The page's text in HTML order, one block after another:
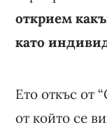
открием
като
Ето откъс от
от който се